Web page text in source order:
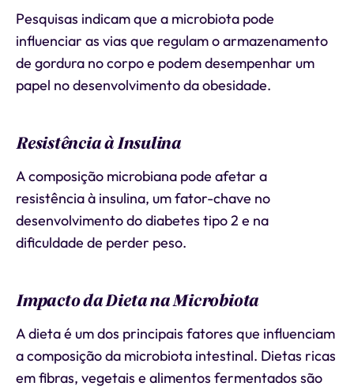
Pesquisas indicam que a microbiota pode
influenciar as vias que regulam o armazenamento
de gordura no corpo e podem desempenhar um
papel no desenvolvimento da obesidade.
Resistência à Insulina
A composição microbiana pode afetar a
resistência à insulina, um fator-chave no
desenvolvimento do diabetes tipo 2 e na
dificuldade de perder peso.
Impacto da Dieta na Microbiota
A dieta é um dos principais fatores que influenciam
a composição da microbiota intestinal. Dietas ricas
em fibras, vegetais e alimentos fermentados são